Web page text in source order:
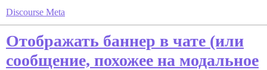
Discourse Meta
Отображать баннер в чате (или
сообщение, похожее на модальное